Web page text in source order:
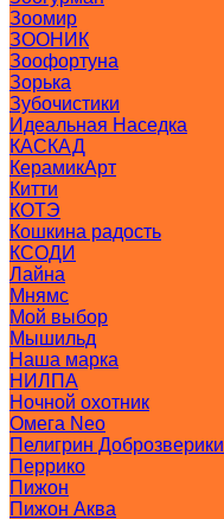
Зоомир
ЗООНИК
Зоофортуна
Зорька
Зубочистики
Идеальная Наседка
КАСКАД
КерамикАрт
Китти
КОТЭ
Кошкина радость
КСОДИ
Лайна
Мнямс
Мой выбор
Мышильд
Наша марка
НИЛПА
Ночной охотник
Омега Neo
Пелигрин Доброзверики
Перрико
Пижон
Пижон Аква